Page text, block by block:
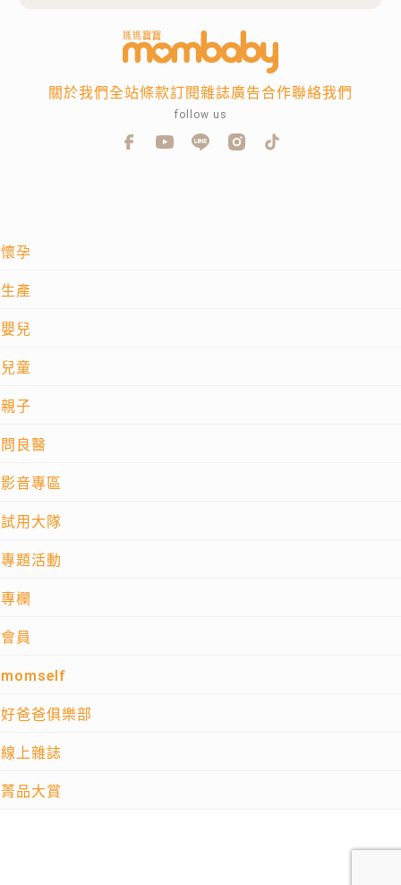
懷孕
生產
嬰兒
兒童
親子
問良醫
影音專區
試用大隊
專題活動
專欄
會員
momself
好爸爸俱樂部
線上雜誌
菁品大賞
關於我們全站條款訂閱雜誌廣告合作聯絡我們
follow us